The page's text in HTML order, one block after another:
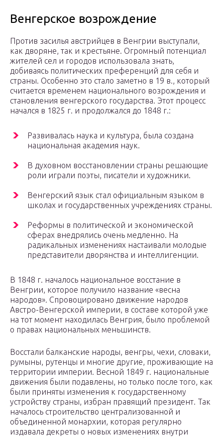
Венгерское возрождение
Против засилья австрийцев в Венгрии выступали,
как дворяне, так и крестьяне. Огромный потенциал
жителей сел и городов использовала знать,
добиваясь политических преференций для себя и
страны. Особенно это стало заметно в 19 в., который
считается временем национального возрождения и
становления венгерского государства. Этот процесс
начался в 1825 г. и продолжался до 1848 г.:
Развивалась наука и культура, была создана
национальная академия наук.
В духовном восстановлении страны решающие
роли играли поэты, писатели и художники.
Венгерский язык стал официальным языком в
школах и государственных учреждениях страны.
Реформы в политической и экономической
сферах внедрялись очень медленно. На
радикальных изменениях настаивали молодые
представители дворянства и интеллигенции.
В 1848 г. началось национальное восстание в
Венгрии, которое получило название «весна
народов». Спровоцировано движение народов
Австро-Венгерской империи, в составе которой уже
на тот момент находилась Венгрия, было проблемой
о правах национальных меньшинств.
Восстали балканские народы, венгры, чехи, словаки,
румыны, рутенцы и многие другие, проживающие на
территории империи. Весной 1849 г. национальные
движения были подавлены, но только после того, как
были приняты изменения к государственному
устройству страны, избран правящий президент. Так
началось строительство централизованной и
объединенной монархии, которая регулярно
издавала декреты о новых изменениях внутри